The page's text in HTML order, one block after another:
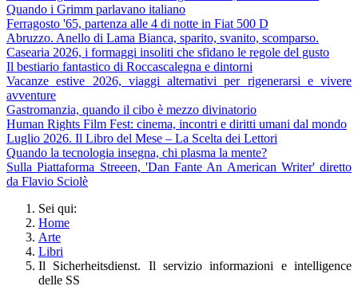
Quando i Grimm parlavano italiano
Ferragosto '65, partenza alle 4 di notte in Fiat 500 D
Abruzzo. Anello di Lama Bianca, sparito, svanito, scomparso.
Casearia 2026, i formaggi insoliti che sfidano le regole del gusto
Il bestiario fantastico di Roccascalegna e dintorni
Vacanze estive 2026, viaggi alternativi per rigenerarsi e vivere
avventure
Gastromanzia, quando il cibo è mezzo divinatorio
Human Rights Film Fest: cinema, incontri e diritti umani dal mondo
Luglio 2026. Il Libro del Mese – La Scelta dei Lettori
Quando la tecnologia insegna, chi plasma la mente?
Sulla Piattaforma Streeen, 'Dan Fante An American Writer' diretto
da Flavio Sciolè
Sei qui:
Home
Arte
Libri
Il Sicherheitsdienst. Il servizio informazioni e intelligence
delle SS